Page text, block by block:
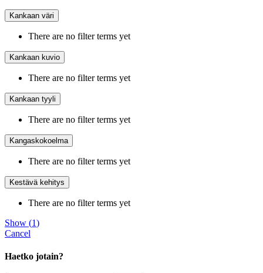
Kankaan väri
There are no filter terms yet
Kankaan kuvio
There are no filter terms yet
Kankaan tyyli
There are no filter terms yet
Kangaskokoelma
There are no filter terms yet
Kestävä kehitys
There are no filter terms yet
Show (1)
Cancel
Haetko jotain?